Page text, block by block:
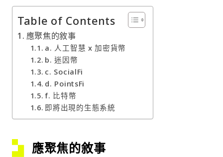
Table of Contents
應聚焦的敘事
a. 人工智慧 x 加密貨幣
b. 迷因幣
c. SocialFi
d. PointsFi
f. 比特幣
即將出現的生態系統
應聚焦的敘事